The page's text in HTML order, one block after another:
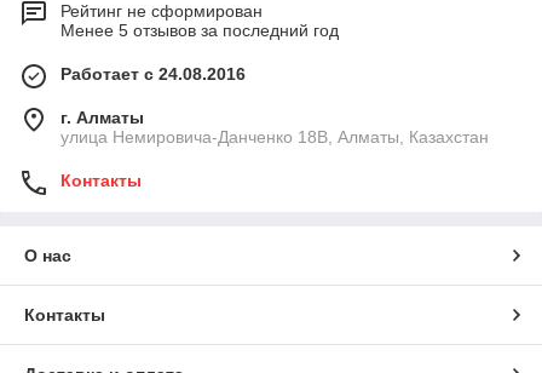
Рейтинг не сформирован
Менее 5 отзывов за последний год
Работает с 24.08.2016
г. Алматы
улица Немировича-Данченко 18В, Алматы, Казахстан
Контакты
О нас
Контакты